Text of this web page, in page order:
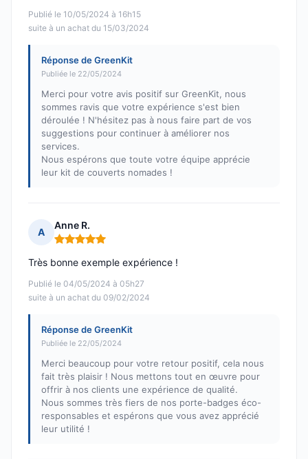
Publié le 10/05/2024 à 16h15
suite à un achat du 15/03/2024
Réponse de GreenKit
Publiée le 22/05/2024
Merci pour votre avis positif sur GreenKit, nous
sommes ravis que votre expérience s'est bien
déroulée ! N'hésitez pas à nous faire part de vos
suggestions pour continuer à améliorer nos
services.
Nous espérons que toute votre équipe apprécie
leur kit de couverts nomades !
A
Anne R.
Note : 5 sur 5
Publié le 04/05/2024 à 05h27
suite à un achat du 09/02/2024
Très bonne exemple expérience !
Réponse de GreenKit
Publiée le 22/05/2024
Merci beaucoup pour votre retour positif, cela nous
fait très plaisir ! Nous mettons tout en œuvre pour
offrir à nos clients une expérience de qualité.
Nous sommes très fiers de nos porte-badges éco-
responsables et espérons que vous avez apprécié
leur utilité !